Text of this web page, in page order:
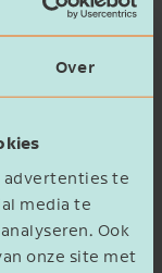
Over
advertenties te
media te
Ook
onze site met
zeker
op de
‘in’ je
te